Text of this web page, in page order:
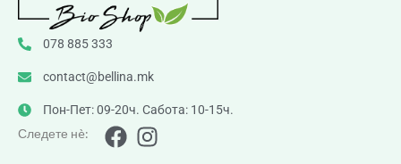
078 885 333
contact@bellina.mk
Пон-Пет: 09-20ч. Сабота: 10-15ч.
Следете нè: